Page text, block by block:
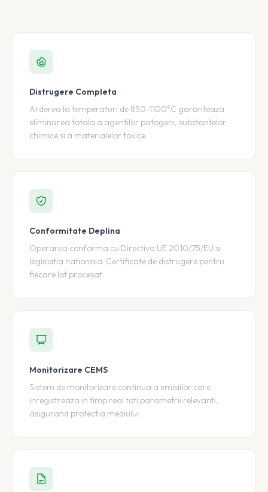
Distrugere Completa
Arderea la temperaturi de 850-1100°C garanteaza
eliminarea totala a agentilor patogeni, substantelor
chimice si a materialelor toxice.
Conformitate Deplina
Operarea conforma cu Directiva UE 2010/75/EU si
legislatia nationala. Certificate de distrugere pentru
fiecare lot procesat.
Monitorizare CEMS
Sistem de monitorizare continua a emisiilor care
inregistreaza in timp real toti parametrii relevanti,
asigurand protectia mediului.